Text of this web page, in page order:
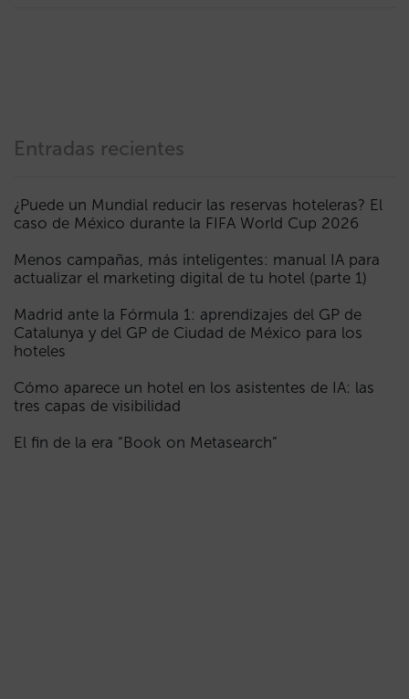
Entradas recientes
¿Puede un Mundial reducir las reservas hoteleras? El
caso de México durante la FIFA World Cup 2026
Menos campañas, más inteligentes: manual IA para
actualizar el marketing digital de tu hotel (parte 1)
Madrid ante la Fórmula 1: aprendizajes del GP de
Catalunya y del GP de Ciudad de México para los
hoteles
Cómo aparece un hotel en los asistentes de IA: las
tres capas de visibilidad
El fin de la era “Book on Metasearch”